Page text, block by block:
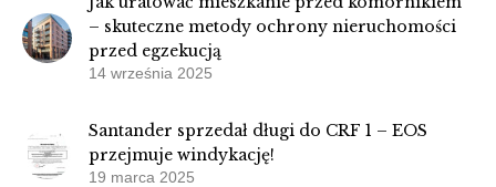
– skuteczne metody ochrony nieruchomości
przed egzekucją
14 września 2025
Santander sprzedał długi do CRF 1 – EOS
przejmuje windykację!
19 marca 2025